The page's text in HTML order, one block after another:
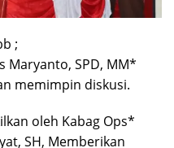
;
Maryanto, SPD, MM*
memimpin diskusi.
oleh Kabag Ops*
SH, Memberikan